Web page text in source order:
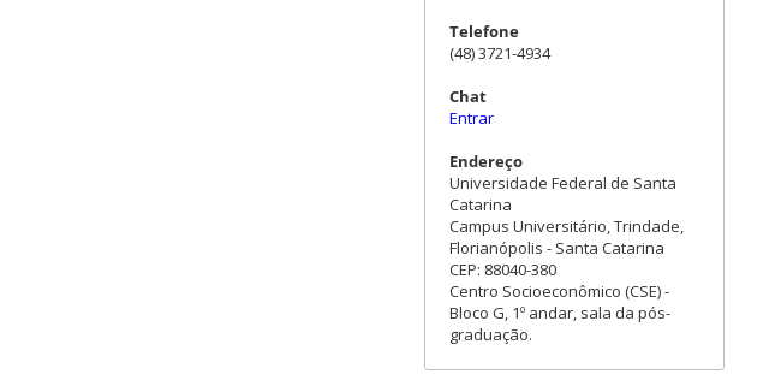
Telefone
(48) 3721-4934
Chat
Entrar
Endereço
Universidade Federal de Santa
Catarina
Campus Universitário, Trindade,
Florianópolis - Santa Catarina
CEP: 88040-380
Centro Socioeconômico (CSE) -
Bloco G, 1º andar, sala da pós-
graduação.